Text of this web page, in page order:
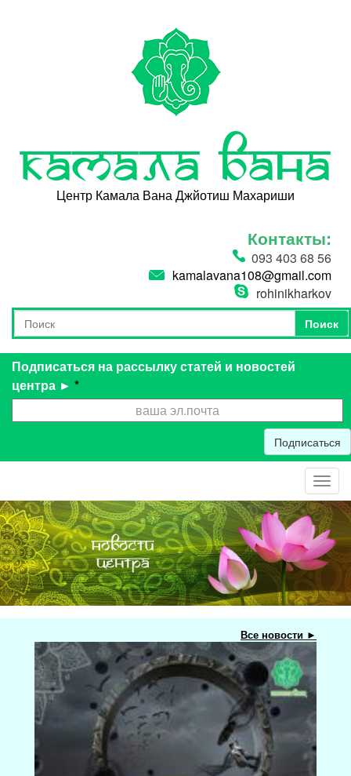
Камала Вана
Центр Камала Вана Джйотиш Махариши
Контакты:
093 403 68 56
kamalavana108@gmail.com
rohinikharkov
Форма поиска
Поиск
Поиск
Подписаться на рассылку статей и новостей
центра ► *
Подписаться
Все новости ►